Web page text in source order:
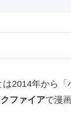
2014年から
ファイアで漫